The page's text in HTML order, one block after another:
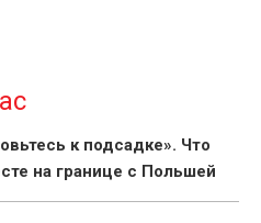
к подсадке». Что
на границе с Польшей